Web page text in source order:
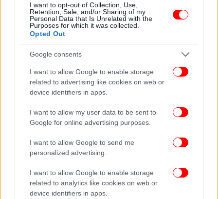
I want to opt-out of Collection, Use,
Retention, Sale, and/or Sharing of my
Personal Data that Is Unrelated with the
Purposes for which it was collected.
Opted Out
Google consents
I want to allow Google to enable storage
related to advertising like cookies on web or
device identifiers in apps.
I want to allow my user data to be sent to
Google for online advertising purposes.
I want to allow Google to send me
personalized advertising.
I want to allow Google to enable storage
related to analytics like cookies on web or
device identifiers in apps.
πρόεδρο του συμβουλίου, ο οποίος βεβαίως τον
έβαλε στη θέση του αλλά αυτά δεν τα έβγαλε ο
κύριος τάδε στον αέρα. Βγάζει ό,τι τον συμφέρει
μόνο. Όλα αυτά τα χαρτιά που κουνούσε δεν
υφίστανται, δεν έχω πάει ποτέ στη ζωή μου σε
αυτές τις περιοχές. Αυτή είναι η αλήθεια και αυτή η
αλήθεια είναι δημόσια, με δημόσια έγγραφα.
Επίσης έχω κόψει πάρα πολλές συμμετοχές της
οικονομίας».
«Ο κύριος θέλει να κάνει διαφήμιση στον εαυτό
του. Πώς θα την κάνει; Χρησιμοποιώντας το όχημα
θέλει να βάλει υποψήφιος βουλευτής στην Πέλλα.
Ο άνθρωπος κάνει τη δουλειά του υποσκάπτοντας